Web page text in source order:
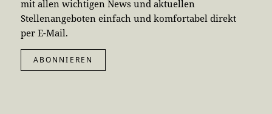
mit allen wichtigen News und aktuellen
Stellenangeboten einfach und komfortabel direkt
per E-Mail.
ABONNIEREN